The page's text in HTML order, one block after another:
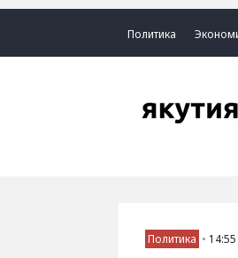
Политика
Политика •